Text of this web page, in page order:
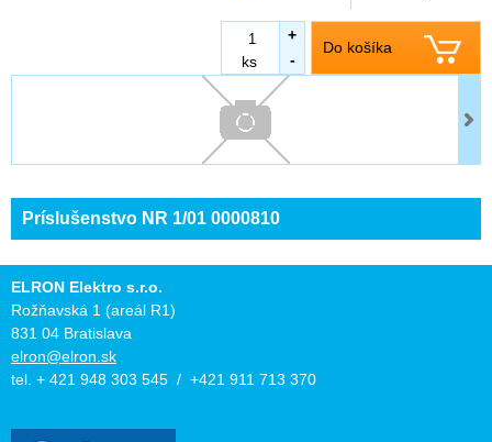
Do košíka
-
ks
+
Príslušenstvo NR 1/01 0000810
ELRON Elektro s.r.o.
Rožňavská 1 (areál R1)
831 04 Bratislava
elron@elron.sk
tel. + 421 948 303 545 / +421 911 713 370